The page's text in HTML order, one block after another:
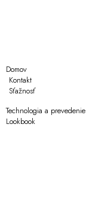
Domov
Kontakt
Sťažnosť
Technologia a prevedenie
Lookbook